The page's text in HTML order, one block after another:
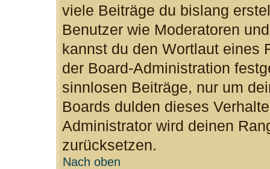
viele Beiträge du bislang
Benutzer wie Moderatoren
kannst du den Wortlaut eines
der Board-Administration
sinnlosen Beiträge, nur um
Boards dulden dieses
Administrator wird deinen
zurücksetzen.
Nach oben